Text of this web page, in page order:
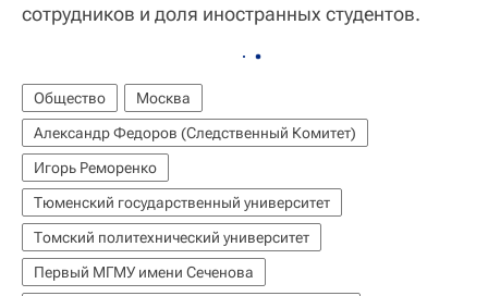
сотрудников и доля иностранных студентов.
Общество
Москва
Александр Федоров (Следственный Комитет)
Игорь Реморенко
Тюменский государственный университет
Томский политехнический университет
Первый МГМУ имени Сеченова